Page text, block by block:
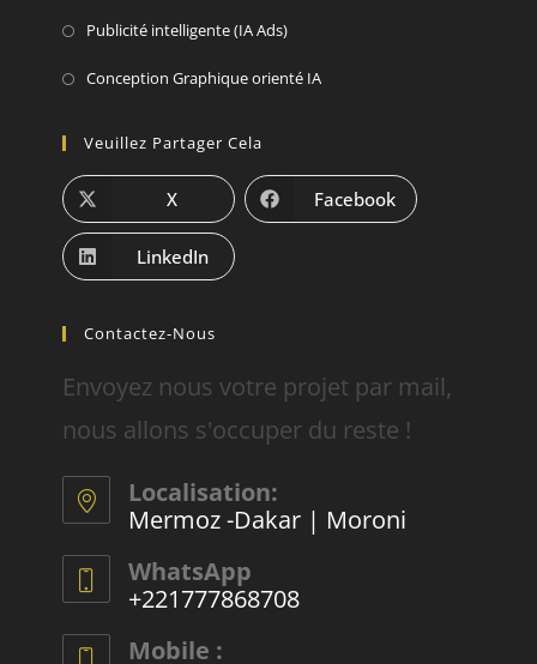
Publicité intelligente (IA Ads)
Conception Graphique orienté IA
Veuillez Partager Cela
X Facebook
LinkedIn
Contactez-Nous
Envoyez nous votre projet par mail,
nous allons s'occuper du reste !
Localisation:
Mermoz -Dakar | Moroni
WhatsApp
+221777868708
Mobile :